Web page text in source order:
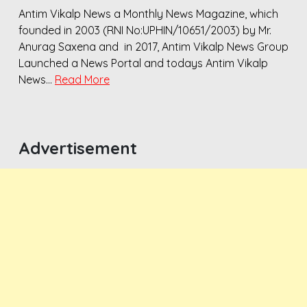
Antim Vikalp News a Monthly News Magazine, which
founded in 2003 (RNI No:UPHIN/10651/2003) by Mr.
Anurag Saxena and in 2017, Antim Vikalp News Group
Launched a News Portal and todays Antim Vikalp
News… Read More
Advertisement